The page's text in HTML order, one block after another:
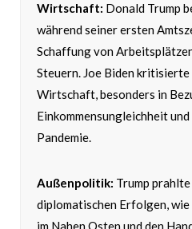
Wirtschaft: Donald Trump
während seiner ersten
Schaffung von
Steuern. Joe Biden
Wirtschaft, besonders in
Einkommensungleichheit
Pandemie.
Außenpolitik: Trump
diplomatischen Erfolgen, wie
im Nahen Osten und den